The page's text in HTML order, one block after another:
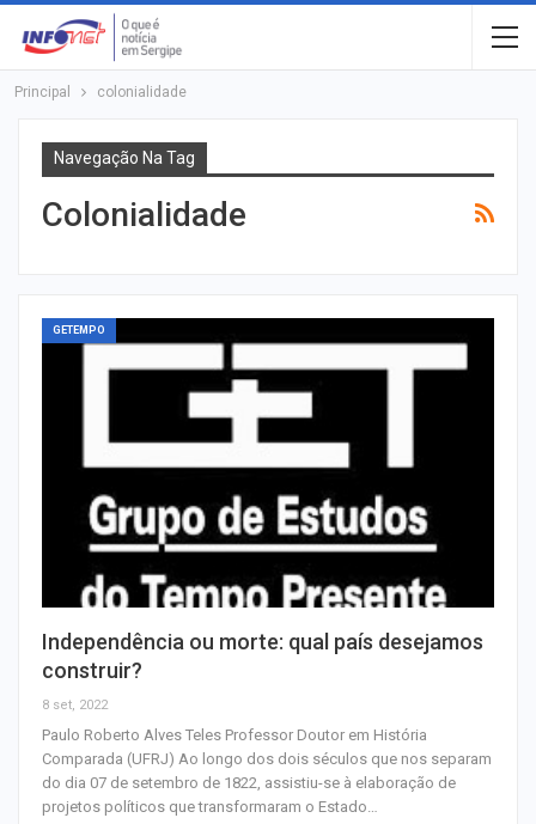
Principal colonialidade
Navegação Na Tag
Colonialidade
GETEMPO
Independência ou morte: qual país desejamos
construir?
8 set, 2022
Paulo Roberto Alves Teles Professor Doutor em História
Comparada (UFRJ) Ao longo dos dois séculos que nos separam
do dia 07 de setembro de 1822, assistiu-se à elaboração de
projetos políticos que transformaram o Estado…